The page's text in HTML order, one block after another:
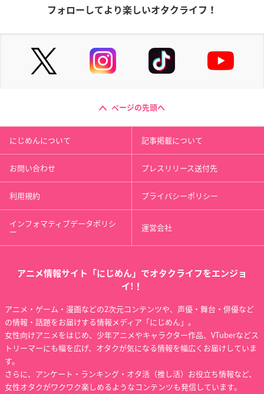
フォローしてより楽しいオタクライフ！
ページの先頭へ
にじめんについて 記事掲載について
お問い合わせ プレスリリース送付先
利用規約 プライバシーポリシー
インフォマティブデータポリシ
ー 運営会社
アニメ情報サイト「にじめん」でオタクライフをエンジョ
イ!！
アニメ・ゲーム・漫画などの2次元コンテンツや、声優・舞台・俳優など
の情報・話題をお届けする情報メディア「にじめん」。
女性向けアニメをはじめ、少年アニメやキャラクター作品、VTuberなどス
トリーマーにも幅を広げ、オタクが気になる情報を幅広くお届けしていま
す。
さらに、アンケート・ランキング・オタ活（推し活）お役立ち情報など、
女性オタクがワクワク楽しめるようなコンテンツも発信しています。